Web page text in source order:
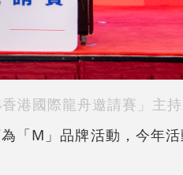
港國際龍舟邀請賽」主
「M」品牌活動，今年